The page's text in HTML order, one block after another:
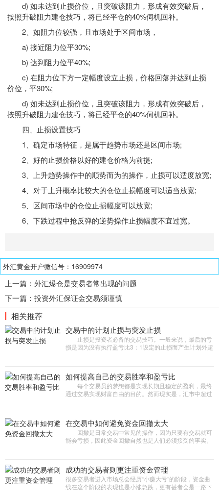
d) 如未达到止损价位，且突破该阻力，形成有效突破后，
按照升破阻力建仓技巧，将已经平仓的40%伺机回补。
2、如阻力位较强，且市场处于区间市场，
a) 接近阻力位平30%;
b) 达到阻力位平40%;
c) 在阻力位下方一定幅度设立止损，价格回落并达到止损
价位，平30%;
d) 如未达到止损价位，且突破该阻力，形成有效突破后，
按照升破阻力建仓技巧，将已经平仓的40%伺机回补。
四、止损设置技巧
1、确定市场特征，是属于趋势市场还是区间市场;
2、好的止损价格以好的建仓价格为前提;
3、上升趋势操作中的顺势而为的操作，止损可以适度放宽;
4、对于上升概率比较大的仓位止损幅度可以适当放宽;
5、区间市场中的仓位止损幅度可以放宽;
6、下跌过程中抢反弹的逆势操作止损幅度不宜过宽。
外汇黄金开户微信号：16909974
上一篇： 外汇爆仓是交易者常出现的问题
下一篇： 投资外汇保证金交易须谨慎
相关推荐
交易中的计划止损与突发止损
止损是投资者必备的交易技巧。一般来说，最后的亏
损是因为没有执行盈亏比3：1设定的止损而产生计划外超
如何提高自己的交易胜率和盈亏比
每个交易员的梦想都是实现长期且稳定的盈利，最终
通过交易实现财富自由的目的。然而现实是，汇市中超过
在交易中如何避免资金回撤太大
回撤是日常交易中常见的操作，因为只要有交易就可
能会亏损，因此资金回撤自然也是人们必须接受的事实。
成功的交易者则更注重资金管理
很多交易者进入市场总会经历“小赚大亏”的阶段，资金曲
线在这个阶段的表现也是小涨急跌，更有甚者会是一路下